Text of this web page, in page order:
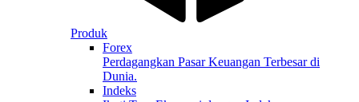
Produk
Forex
Perdagangkan Pasar Keuangan Terbesar di
Dunia.
Indeks